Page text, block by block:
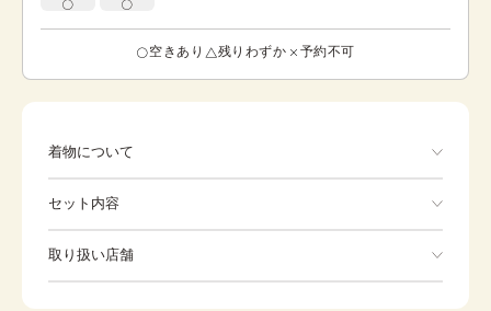
空きあり 残りわずか 予約不可
着物について
セット内容
取り扱い店舗